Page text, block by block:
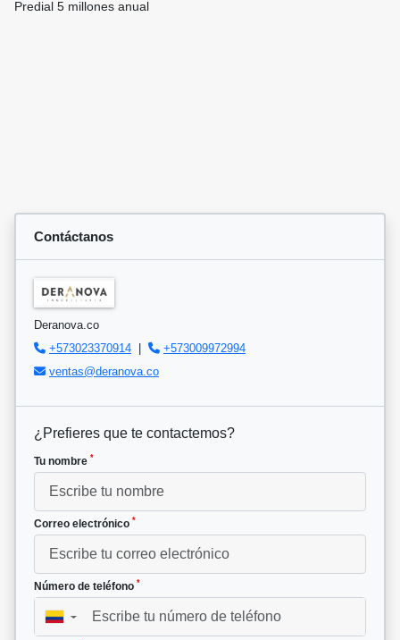
Predial 5 millones anual
Contáctanos
Deranova.co
+573023370914 |
+573009972994
ventas@deranova.co
¿Prefieres que te contactemos?
Tu nombre *
Correo electrónico *
Número de teléfono *
▼